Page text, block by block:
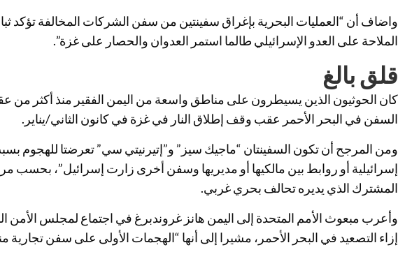
واضاف أن “العمليات البحرية بإغراق سفينتين من سفن الشركات المخالفة تؤكد
الملاحة على العدو الإسرائيلي طالما استمر العدوان والحصار على غزة”.
قلق بالغ
كان الحوثيون الذين يسيطرون على مناطق واسعة من اليمن الفقير منذ أكثر من
السفن في البحر الأحمر عقب وقف إطلاق النار في غزة في كانون الثاني/يناير.
ومن المرجح أن تكون السفينتان “ماجيك سيز” و”إتيرنيتي سي” تعرضتا للهجوم
إسرائيلية أو روابط بين مالكيها أو مديريها وسفن أخرى زارت إسرائيل”، بحسب
المشترك الذي يديره تحالف بحري غربي.
وأعرب مبعوث الأمم المتحدة إلى اليمن هانز غروندبرغ في اجتماع لمجلس الأمن
إزاء التصعيد في البحر الأحمر، مشيرا إلى أنها “الهجمات الأولى على سفن تجارية